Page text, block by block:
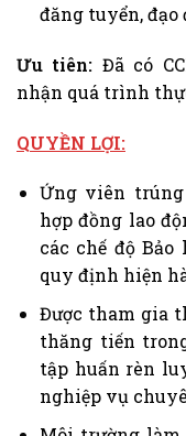
đăng tuyển, đạo
Ưu tiên: Đã có
nhận quá trình
QUYỀN LỢI:
Ứng viên
hợp đồng lao
các chế độ
quy định hiện
Được tham gia
thăng tiến
tập huấn rèn
nghiệp vụ